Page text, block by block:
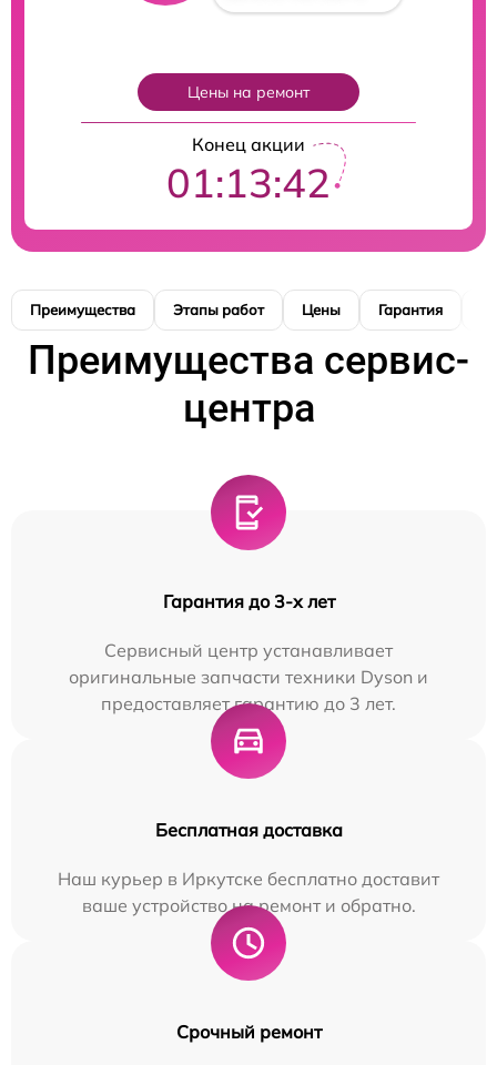
Цены на ремонт
Конец акции
01:13:41
Преимущества Этапы работ Цены Гарантия
Преимущества сервис-
центра
Гарантия до 3-х лет
Сервисный центр устанавливает
оригинальные запчасти техники Dyson и
предоставляет гарантию до 3 лет.
Бесплатная доставка
Наш курьер в Иркутске бесплатно доставит
ваше устройство на ремонт и обратно.
Срочный ремонт